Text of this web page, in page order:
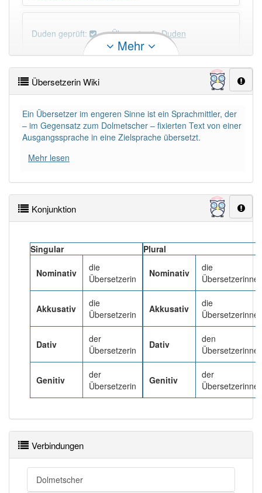
Duden geprüft: Übersetzerin Duden
×
Wörter, die mit "-in" enden, haben fast immer
Artikel:
PowerIndex:3
Häufigkeit: 4 von 10
Wörter mit Endung-Übersetzerin
aber mit einem
anderen Artikeldie: 0
99% unserer Spielapp-Nutzer haben den Artikel
Mehr
Übersetzerin Wiki
Ein Übersetzer im engeren Sinne ist ein Sprachmittler, der
– im Gegensatz zum Dolmetscher – fixierten Text von einer
Ausgangssprache in eine Zielsprache übersetzt.
Mehr lesen
Konjunktion
Singular
Nominativ
die
Übersetzerin
Akkusativ
die
Übersetzerin
Dativ
der
Übersetzerin
Genitiv
der
Übersetzerin
Plural
Nominativ
die
Akkusativ
die
Dativ
den
Genitiv
der
Verbindungen
Dolmetscher